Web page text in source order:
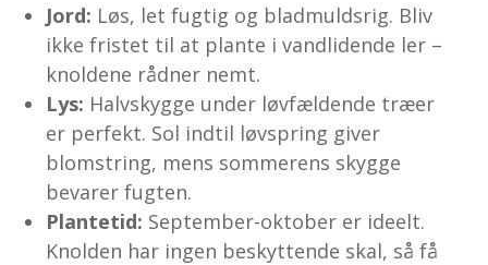
Jord: Løs, let fugtig og bladmuldsrig. Bliv
ikke fristet til at plante i vandlidende ler –
knoldene rådner nemt.
Lys: Halvskygge under løvfældende træer
er perfekt. Sol indtil løvspring giver
blomstring, mens sommerens skygge
bevarer fugten.
Plantetid: September-oktober er ideelt.
Knolden har ingen beskyttende skal, så få